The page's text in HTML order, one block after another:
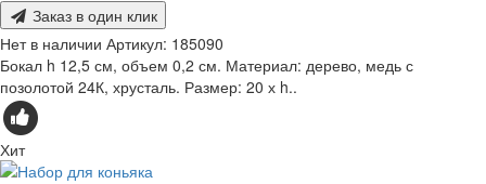
Заказ в один клик
Нет в наличии Артикул: 185090
Бокал h 12,5 см, объем 0,2 см. Материал: дерево, медь с
позолотой 24К, хрусталь. Размер: 20 х h..
Хит